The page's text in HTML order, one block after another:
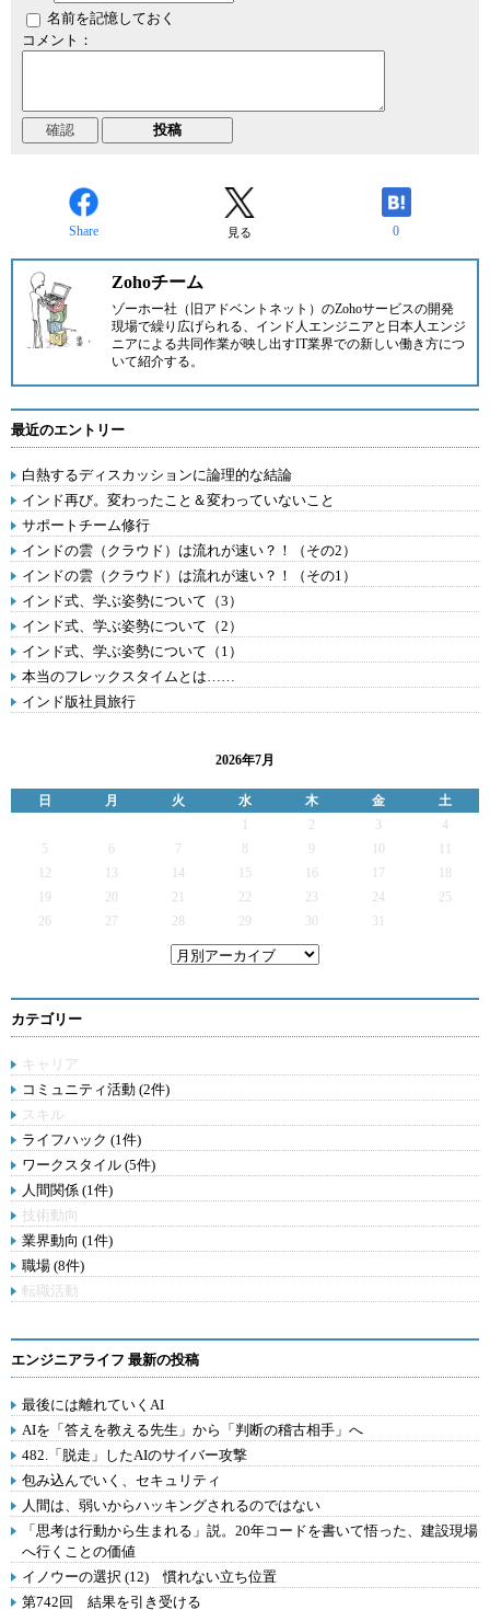
名前を記憶しておく
コメント：
Share 見る 0
Zohoチーム
ゾーホー社（旧アドベントネット）のZohoサービスの開発
現場で繰り広げられる、インド人エンジニアと日本人エンジ
ニアによる共同作業が映し出すIT業界での新しい働き方につ
いて紹介する。
最近のエントリー
白熱するディスカッションに論理的な結論
インド再び。変わったこと＆変わっていないこと
サポートチーム修行
インドの雲（クラウド）は流れが速い？！（その2）
インドの雲（クラウド）は流れが速い？！（その1）
インド式、学ぶ姿勢について（3）
インド式、学ぶ姿勢について（2）
インド式、学ぶ姿勢について（1）
本当のフレックスタイムとは……
インド版社員旅行
2026年7月
日 月 火 水 木 金
土
2 3
4
5
6 7 9
12
13 14 15 16 17
19
20 21 22 23 24
25
26
27 28 29 30 31
カテゴリー
キャリア
コミュニティ活動 (2件)
スキル
ライフハック (1件)
ワークスタイル (5件)
人間関係 (1件)
技術動向
業界動向 (1件)
職場 (8件)
転職活動
エンジニアライフ 最新の投稿
最後には離れていくAI
AIを「答えを教える先生」から「判断の稽古相手」へ
482.「脱走」したAIのサイバー攻撃
包み込んでいく、セキュリティ
人間は、弱いからハッキングされるのではない
「思考は行動から生まれる」説。20年コードを書いて悟った、建設現場
へ行くことの価値
イノウーの選択 (12) 慣れない立ち位置
第742回 結果を引き受ける